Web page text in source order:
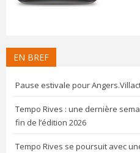
EN BREF
Pause estivale pour
Tempo Rives : une dernière
fin de l’édition 2026
Tempo Rives se poursuit avec